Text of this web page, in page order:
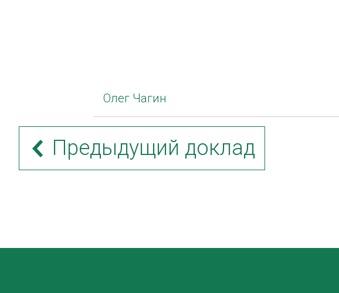
Олег Чагин
Предыдущий доклад